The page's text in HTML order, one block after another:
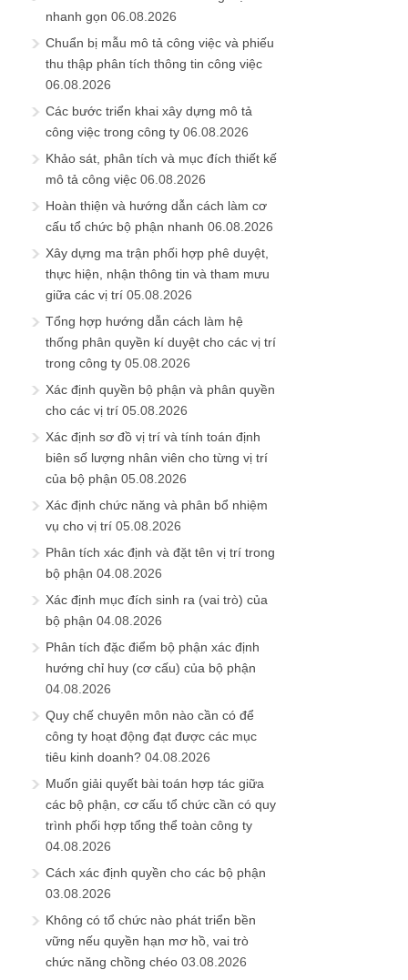
nhanh gọn 06.08.2026
Chuẩn bị mẫu mô tả công việc và phiếu
thu thập phân tích thông tin công việc
06.08.2026
Các bước triển khai xây dựng mô tả
công việc trong công ty 06.08.2026
Khảo sát, phân tích và mục đích thiết kế
mô tả công việc 06.08.2026
Hoàn thiện và hướng dẫn cách làm cơ
cấu tổ chức bộ phận nhanh 06.08.2026
Xây dựng ma trận phối hợp phê duyệt,
thực hiện, nhận thông tin và tham mưu
giữa các vị trí 05.08.2026
Tổng hợp hướng dẫn cách làm hệ
thống phân quyền kí duyệt cho các vị trí
trong công ty 05.08.2026
Xác định quyền bộ phận và phân quyền
cho các vị trí 05.08.2026
Xác định sơ đồ vị trí và tính toán định
biên số lượng nhân viên cho từng vị trí
của bộ phận 05.08.2026
Xác định chức năng và phân bổ nhiệm
vụ cho vị trí 05.08.2026
Phân tích xác định và đặt tên vị trí trong
bộ phận 04.08.2026
Xác định mục đích sinh ra (vai trò) của
bộ phận 04.08.2026
Phân tích đặc điểm bộ phận xác định
hướng chỉ huy (cơ cấu) của bộ phận
04.08.2026
Quy chế chuyên môn nào cần có để
công ty hoạt động đạt được các mục
tiêu kinh doanh? 04.08.2026
Muốn giải quyết bài toán hợp tác giữa
các bộ phận, cơ cấu tổ chức cần có quy
trình phối hợp tổng thể toàn công ty
04.08.2026
Cách xác định quyền cho các bộ phận
03.08.2026
Không có tổ chức nào phát triển bền
vững nếu quyền hạn mơ hồ, vai trò
chức năng chồng chéo 03.08.2026